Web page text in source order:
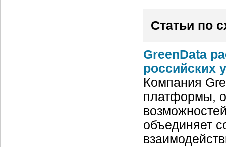
Статьи по
GreenData
российских
Компания
платформы,
объединяет